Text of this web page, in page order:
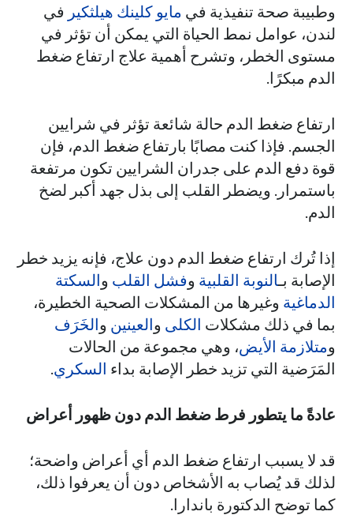
وطبيبة صحة تنفيذية في مايو كلينك هيلثكير في
لندن، عوامل نمط الحياة التي يمكن أن تؤثر في
مستوى الخطر، وتشرح أهمية علاج ارتفاع ضغط
الدم مبكرًا.
ارتفاع ضغط الدم حالة شائعة تؤثر في شرايين
الجسم. فإذا كنت مصابًا بارتفاع ضغط الدم، فإن
قوة دفع الدم على جدران الشرايين تكون مرتفعة
باستمرار. ويضطر القلب إلى بذل جهد أكبر لضخ
الدم.
إذا تُرك ارتفاع ضغط الدم دون علاج، فإنه يزيد خطر
الإصابة بـالنوبة القلبية وفشل القلب والسكتة
الدماغية وغيرها من المشكلات الصحية الخطيرة،
بما في ذلك مشكلات الكلى والعينين والخَرَف
ومتلازمة الأيض، وهي مجموعة من الحالات
المَرَضية التي تزيد خطر الإصابة بداء السكري.
عادةً ما يتطور فرط ضغط الدم دون ظهور أعراض
قد لا يسبب ارتفاع ضغط الدم أي أعراض واضحة؛
لذلك قد يُصاب به الأشخاص دون أن يعرفوا ذلك،
كما توضح الدكتورة باندارا.